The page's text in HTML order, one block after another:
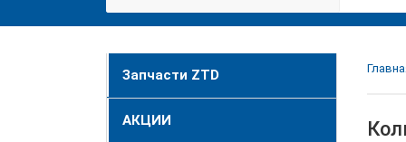
Запчасти ZTD
АКЦИИ